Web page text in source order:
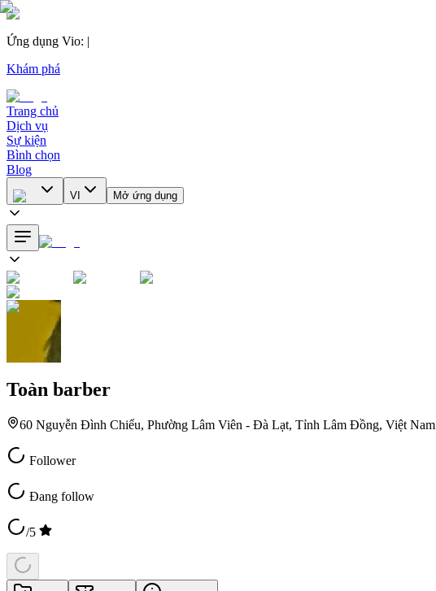
Ứng dụng Vio: |
Khám phá
Trang chủ
Dịch vụ
Sự kiện
Bình chọn
Blog
VI Mở ứng dụng
Toàn barber
60 Nguyễn Đình Chiểu, Phường Lâm Viên - Đà Lạt, Tỉnh Lâm Đồng, Việt Nam
Follower
Đang follow
/5